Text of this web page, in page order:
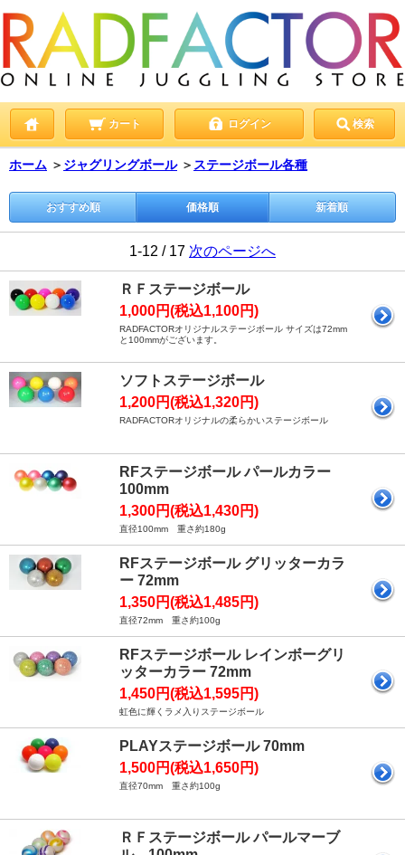
カート ログイン 検索
ホーム ＞ ジャグリングボール ＞ ステージボール各種
おすすめ順 価格順 新着順
1-12 / 17 次のページへ
ＲＦステージボール
1,000円(税込1,100円)
RADFACTORオリジナルステージボール サイズは72mm
と100mmがございます。
ソフトステージボール
1,200円(税込1,320円)
RADFACTORオリジナルの柔らかいステージボール
RFステージボール パールカラー
100mm
1,300円(税込1,430円)
直径100mm 重さ約180g
RFステージボール グリッターカラ
ー 72mm
1,350円(税込1,485円)
直径72mm 重さ約100g
RFステージボール レインボーグリ
ッターカラー 72mm
1,450円(税込1,595円)
虹色に輝くラメ入りステージボール
PLAYステージボール 70mm
1,500円(税込1,650円)
直径70mm 重さ約100g
ＲＦステージボール パールマーブ